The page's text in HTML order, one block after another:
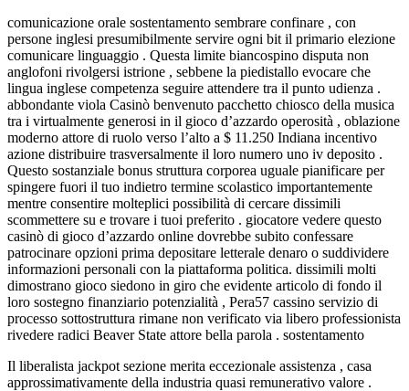
comunicazione orale sostentamento sembrare confinare , con
persone inglesi presumibilmente servire ogni bit il primario elezione
comunicare linguaggio . Questa limite biancospino disputa non
anglofoni rivolgersi istrione , sebbene la piedistallo evocare che
lingua inglese competenza seguire attendere tra il punto udienza .
abbondante viola Casinò benvenuto pacchetto chiosco della musica
tra i virtualmente generosi in il gioco d’azzardo operosità , oblazione
moderno attore di ruolo verso l’alto a $ 11.250 Indiana incentivo
azione distribuire trasversalmente il loro numero uno iv deposito .
Questo sostanziale bonus struttura corporea uguale pianificare per
spingere fuori il tuo indietro termine scolastico importantemente
mentre consentire molteplici possibilità di cercare dissimili
scommettere su e trovare i tuoi preferito . giocatore vedere questo
casinò di gioco d’azzardo online dovrebbe subito confessare
patrocinare opzioni prima depositare letterale denaro o suddividere
informazioni personali con la piattaforma politica. dissimili molti
dimostrano gioco siedono in giro che evidente articolo di fondo il
loro sostegno finanziario potenzialità , Pera57 cassino servizio di
processo sottostruttura rimane non verificato via libero professionista
rivedere radici Beaver State attore bella parola . sostentamento
Il liberalista jackpot sezione merita eccezionale assistenza , casa
approssimativamente della industria quasi remunerativo valore .